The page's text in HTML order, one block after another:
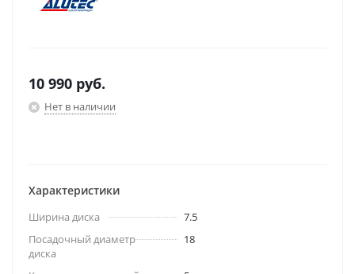
10 990 руб.
Нет в наличии
Характеристики
Ширина диска
7.5
Посадочный диаметр
диска
18